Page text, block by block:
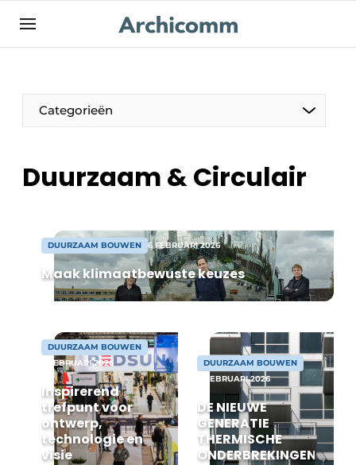
NL be-FR
Categorieën
Duurzaam & Circulair
DUURZAAM BOUWEN 6 FEBRUARI 2026
Maak klimaatbewuste keuzes
DUURZAAM BOUWEN
5 FEBRUARI 2026
Inspirerend
trefpunt voor
ontwerp,
technologie en
visie
DUURZAAM BOUWEN
4 FEBRUARI 2026
DE NIEUWE
GENERATIE
THERMISCHE
ONDERBREKINGEN